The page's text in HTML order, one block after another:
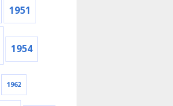
1951
1954
1962